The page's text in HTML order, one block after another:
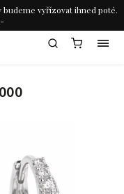
budeme vyřízovat ihned poté.